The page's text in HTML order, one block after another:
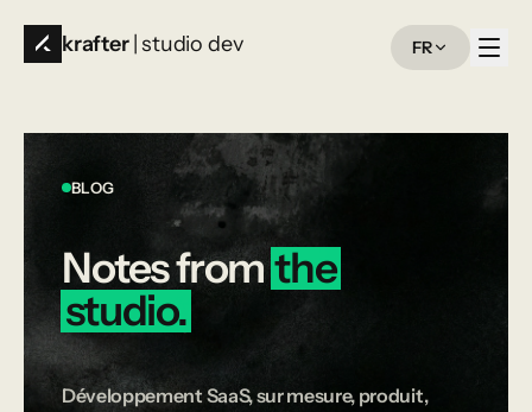
krafter | studio dev FR
BLOG
Notesfrom the
studio.
Développement SaaS, sur mesure, produit,